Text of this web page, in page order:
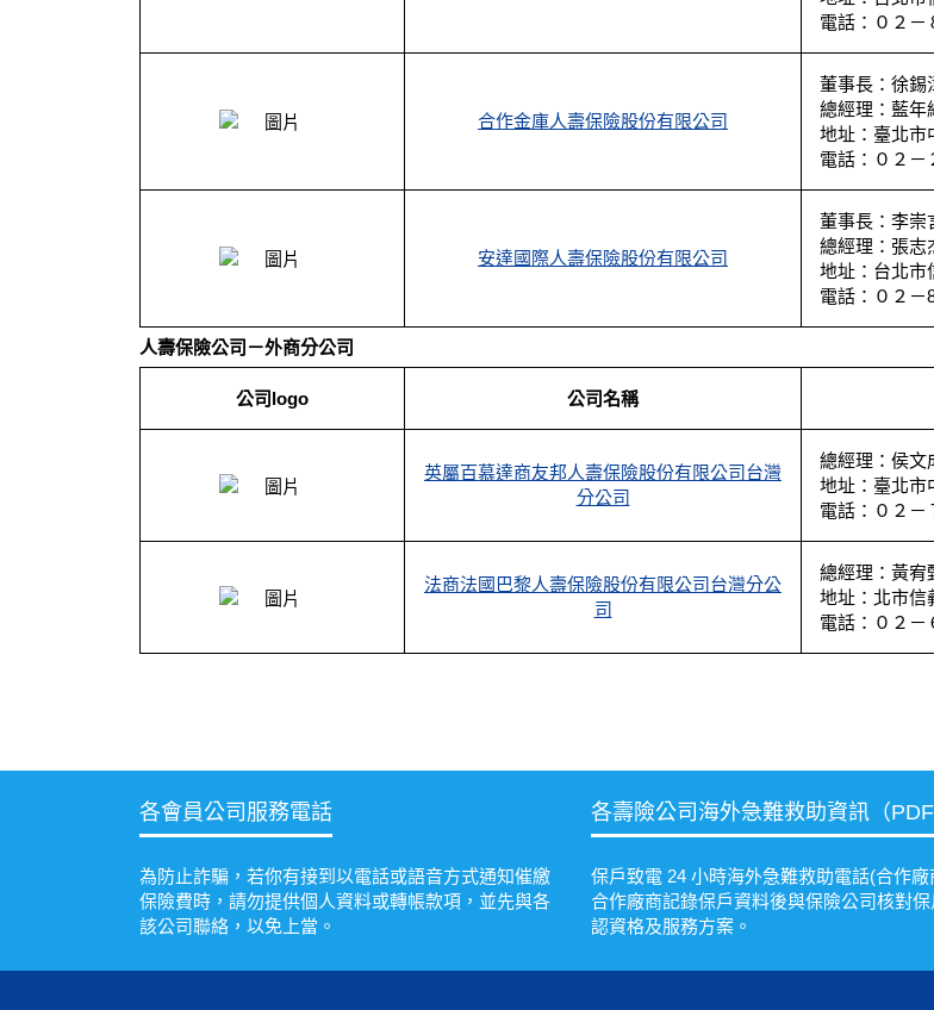
電話：０２－
合作金庫人壽保險股份有限公司
董事長：徐錫
總經理：藍年
地址：臺北市
電話：０２－
安達國際人壽保險股份有限公司
董事長：李崇
總經理：張志
地址：台北市
電話：０２－
人壽保險公司－外商分公司
公司logo 公司名稱
英屬百慕達商友邦人壽保險股份有限公司台灣
分公司
總經理：侯文
地址：臺北市
電話：０２－
法商法國巴黎人壽保險股份有限公司台灣分公
司
總經理：黃宥
地址：北市信
電話：０２－
各會員公司服務電話
為防止詐騙，若你有接到以電話或語音方式通知催繳
保險費時，請勿提供個人資料或轉帳款項，並先與各
該公司聯絡，以免上當。
各壽險公司海外急難救助資訊（PDF
保戶致電 24 小時海外急難救助電話(合作廠
合作廠商記錄保戶資料後與保險公司核對
認資格及服務方案。